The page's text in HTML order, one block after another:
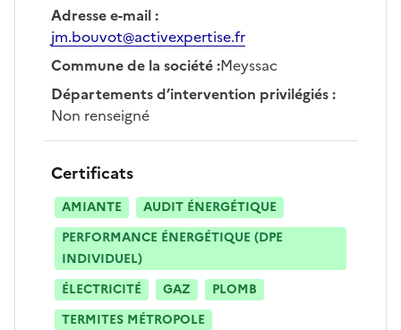
Adresse e-mail:
jm.bouvot@activexpertise.fr
Commune de la société:Meyssac
Départements d’intervention privilégiés:
Non renseigné
Certificats
AMIANTE
AUDIT ÉNERGÉTIQUE
PERFORMANCE ÉNERGÉTIQUE (DPE
INDIVIDUEL)
ÉLECTRICITÉ
GAZ
PLOMB
TERMITES MÉTROPOLE